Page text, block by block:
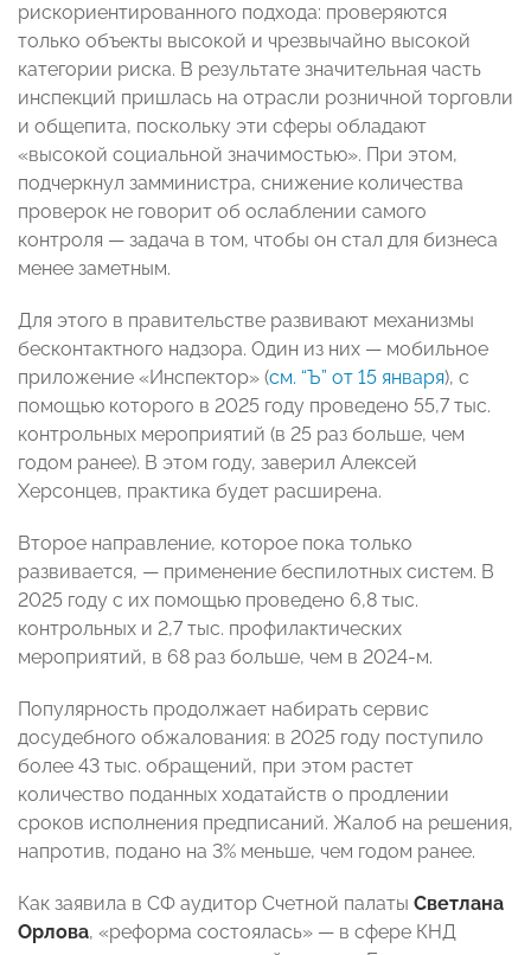
рискориентированного подхода: проверяются
только объекты высокой и чрезвычайно высокой
категории риска. В результате значительная часть
инспекций пришлась на отрасли розничной торговли
и общепита, поскольку эти сферы обладают
«высокой социальной значимостью». При этом,
подчеркнул замминистра, снижение количества
проверок не говорит об ослаблении самого
контроля — задача в том, чтобы он стал для бизнеса
менее заметным.
Для этого в правительстве развивают механизмы
бесконтактного надзора. Один из них — мобильное
приложение «Инспектор» (см. “Ъ” от 15 января), с
помощью которого в 2025 году проведено 55,7 тыс.
контрольных мероприятий (в 25 раз больше, чем
годом ранее). В этом году, заверил Алексей
Херсонцев, практика будет расширена.
Второе направление, которое пока только
развивается, — применение беспилотных систем. В
2025 году с их помощью проведено 6,8 тыс.
контрольных и 2,7 тыс. профилактических
мероприятий, в 68 раз больше, чем в 2024-м.
Популярность продолжает набирать сервис
досудебного обжалования: в 2025 году поступило
более 43 тыс. обращений, при этом растет
количество поданных ходатайств о продлении
сроков исполнения предписаний. Жалоб на решения,
напротив, подано на 3% меньше, чем годом ранее.
Как заявила в СФ аудитор Счетной палаты Светлана
Орлова, «реформа состоялась» — в сфере КНД